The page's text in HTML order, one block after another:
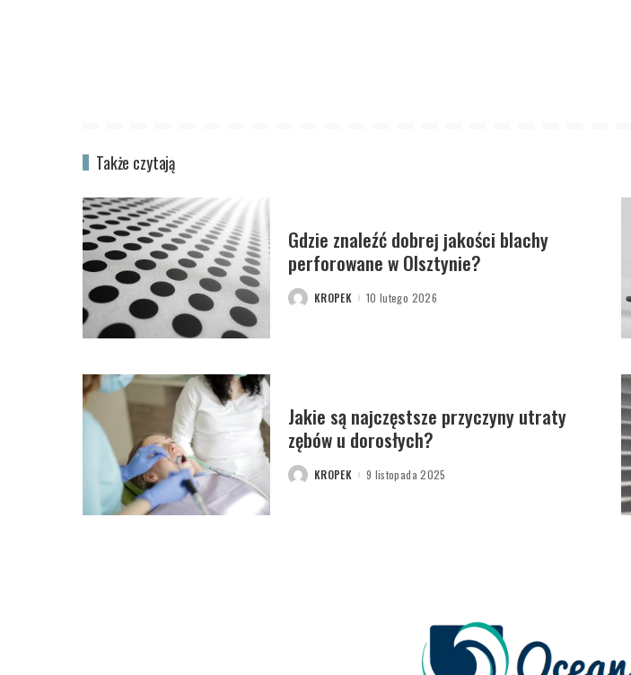
Także czytają
Gdzie znaleźć dobrej jakości blachy
perforowane w Olsztynie?
POSTEDKROPEK 10 lutego 2026
Jakie są najczęstsze przyczyny utraty
zębów u dorosłych?
POSTEDKROPEK 9 listopada 2025